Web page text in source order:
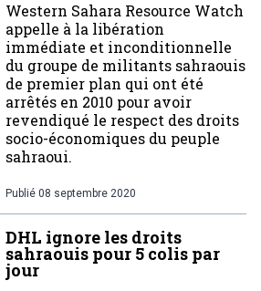
Western Sahara Resource Watch
appelle à la libération
immédiate et inconditionnelle
du groupe de militants sahraouis
de premier plan qui ont été
arrêtés en 2010 pour avoir
revendiqué le respect des droits
socio-économiques du peuple
sahraoui.
Publié 08 septembre 2020
DHL ignore les droits
sahraouis pour 5 colis par
jour